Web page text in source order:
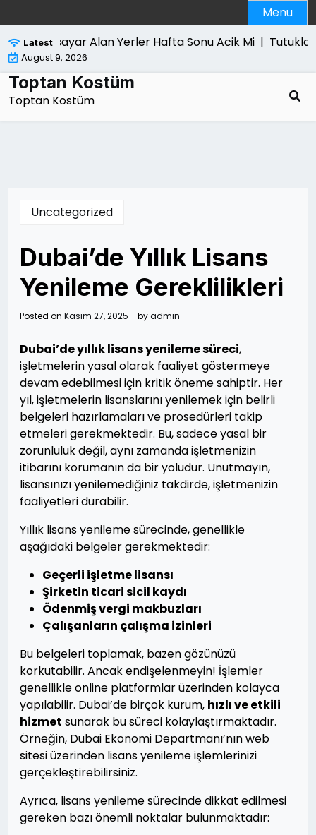
to
content
Menu
Latest
Bilgisayar Alan Yerler Hafta Sonu Acik Mi |
August 9, 2026
Toptan Kostüm
Toptan Kostüm
Uncategorized
Dubai’de Yıllık Lisans
Yenileme Gereklilikleri
Posted on Kasım 27, 2025 byadmin
Dubai’de yıllık lisans yenileme süreci,
işletmelerin yasal olarak faaliyet göstermeye
devam edebilmesi için kritik öneme sahiptir. Her
yıl, işletmelerin lisanslarını yenilemek için belirli
belgeleri hazırlamaları ve prosedürleri takip
etmeleri gerekmektedir. Bu, sadece yasal bir
zorunluluk değil, aynı zamanda işletmenizin
itibarını korumanın da bir yoludur. Unutmayın,
lisansınızı yenilemediğiniz takdirde, işletmenizin
faaliyetleri durabilir.
Yıllık lisans yenileme sürecinde, genellikle
aşağıdaki belgeler gerekmektedir:
Geçerli işletme lisansı
Şirketin ticari sicil kaydı
Ödenmiş vergi makbuzları
Çalışanların çalışma izinleri
Bu belgeleri toplamak, bazen gözünüzü
korkutabilir. Ancak endişelenmeyin! İşlemler
genellikle online platformlar üzerinden kolayca
yapılabilir. Dubai’de birçok kurum, hızlı ve etkili
hizmet sunarak bu süreci kolaylaştırmaktadır.
Örneğin, Dubai Ekonomi Departmanı’nın web
sitesi üzerinden lisans yenileme işlemlerinizi
gerçekleştirebilirsiniz.
Ayrıca, lisans yenileme sürecinde dikkat edilmesi
gereken bazı önemli noktalar bulunmaktadır: